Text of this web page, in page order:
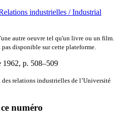
industrielles / Industrial
autre oeuvre tel qu'un livre ou un film.
disponible sur cette plateforme.
1962, p. 508–509
relations industrielles de l’Université
numéro